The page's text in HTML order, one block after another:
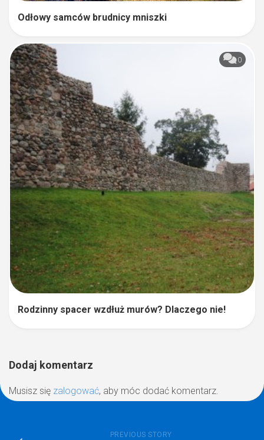
Odłowy samców brudnicy mniszki
0
Rodzinny spacer wzdłuż murów? Dlaczego nie!
Dodaj komentarz
Musisz się zalogować, aby móc dodać komentarz.
PREVIOUS STORY